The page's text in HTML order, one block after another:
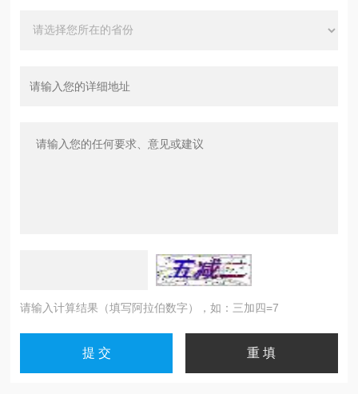
请输入计算结果（填写阿拉伯数字），如：三加四=7